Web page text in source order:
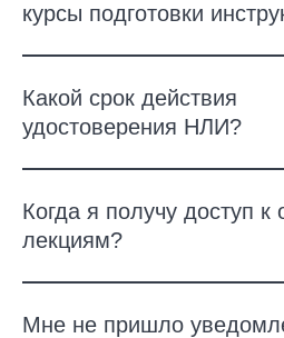
курсы подготовки
Какой срок действия
удостоверения НЛИ?
Когда я получу доступ к
лекциям?
Мне не пришло